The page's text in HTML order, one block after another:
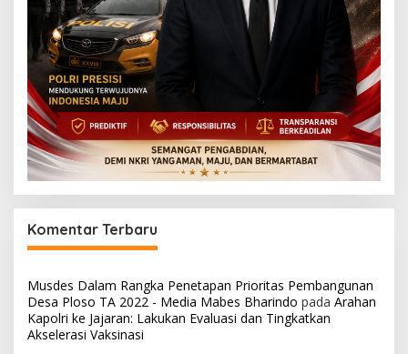
Komentar Terbaru
Musdes Dalam Rangka Penetapan Prioritas Pembangunan
Desa Ploso TA 2022 - Media Mabes Bharindo pada Arahan
Kapolri ke Jajaran: Lakukan Evaluasi dan Tingkatkan
Akselerasi Vaksinasi